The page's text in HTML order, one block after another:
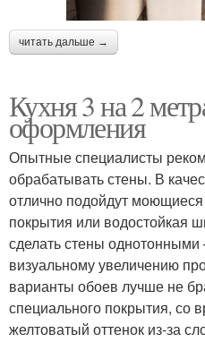
читать дальше →
Кухня 3 на 2
оформления
Опытные специалисты
обрабатывать стены. В
отлично подойдут
покрытия или водостойкая
сделать стены однотонными
визуальному увеличению
варианты обоев лучше не
специального покрытия, со
желтоватый оттенок из-за